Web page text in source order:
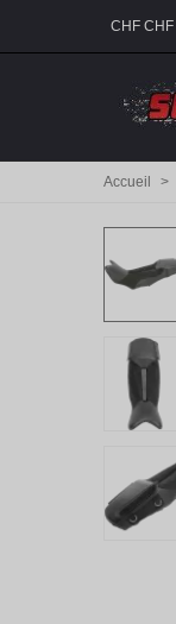
CHF CHF
Accueil >